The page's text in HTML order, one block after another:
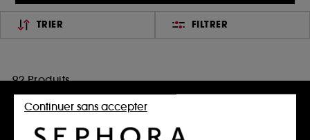
TRIER FILTRER
92 Produits
Accueil Maquillage Sephora Collection
Continuer sans accepter